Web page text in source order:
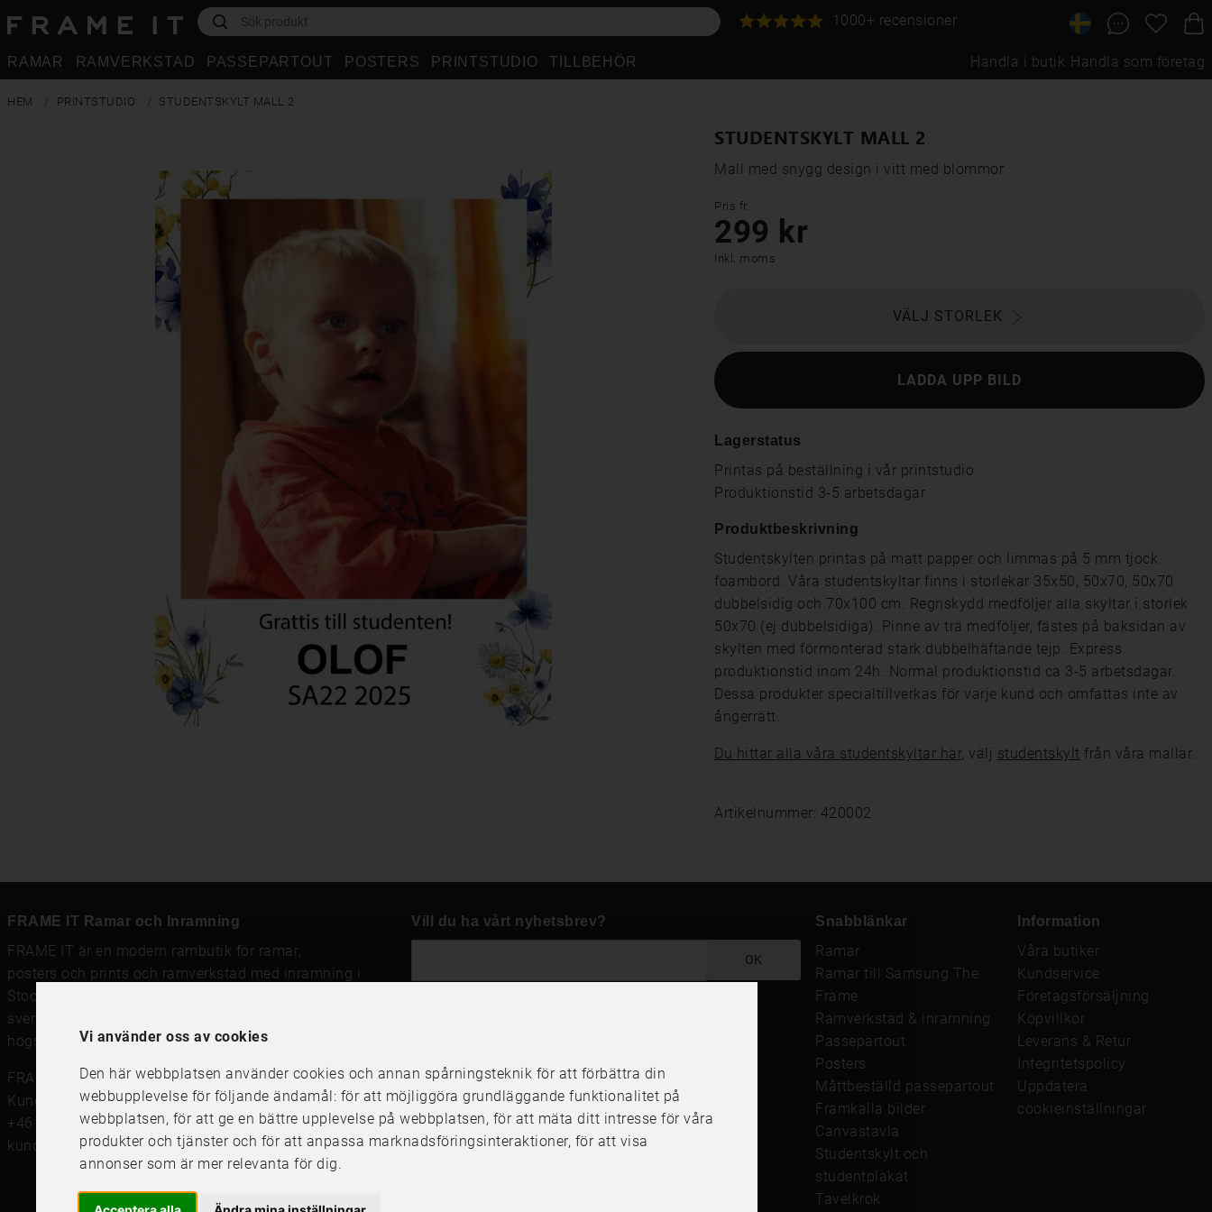
Vi använder oss av cookies
Den här webbplatsen använder cookies och annan spårningsteknik för att förbättra din
webbupplevelse för följande ändamål: för att möjliggöra grundläggande funktionalitet på
webbplatsen, för att ge en bättre upplevelse på webbplatsen, för att mäta ditt intresse för våra
produkter och tjänster och för att anpassa marknadsföringsinteraktioner, för att visa
annonser som är mer relevanta för dig.
1000+ recensioner
RAMAR RAMVERKSTAD PASSEPARTOUT POSTERS PRINTSTUDIO TILLBEHÖR Handla i butik Handla som företag
HEM PRINTSTUDIO STUDENTSKYLT MALL 2
STUDENTSKYLT MALL 2
Mall med snygg design i vitt med blommor
Pris fr.
299 kr
Inkl. moms
VÄLJ STORLEK
LADDA UPP BILD
Lagerstatus
Printas på beställning i vår printstudio
Produktionstid 3-5 arbetsdagar
Produktbeskrivning
Studentskylten printas på matt papper och limmas på 5 mm tjock
foambord. Våra studentskyltar finns i storlekar 35x50, 50x70, 50x70
dubbelsidig och 70x100 cm. Regnskydd medföljer alla skyltar i storlek
50x70 (ej dubbelsidiga). Pinne av trä medföljer, fästes på baksidan av
skylten med förmonterad stark dubbelhäftande tejp. Express
produktionstid inom 24h. Normal produktionstid ca 3-5 arbetsdagar.
Dessa produkter specialtillverkas för varje kund och omfattas inte av
ångerrätt.
Du hittar alla våra studentskyltar här, välj studentskylt från våra mallar.
Artikelnummer: 420002
FRAME IT Ramar och Inramning
FRAME IT är en modern rambutik för ramar
posters och prints och ramverkstad med inramning i
Stockholm, Göteborg och Uppsala. Vi säljer
svensktillverkade tavelramar,
högsta kvalitet.
FRAME IT Ramar och Inramning
Kungsgatan 41, 111 56 Stockholm
+46 (0)8 142122
kundservice@frameit.se
Vill du ha vårt nyhetsbrev?
OK
Snabblänkar
Ramar
Ramar till Samsung The
Frame
Ramverkstad & inramning
Passepartout
Posters
Måttbeställd passepartout
Framkalla bilder
Canvastavla
Studentskylt och
studentplakat
Tavelkrok
Information
Våra butiker
Kundservice
Företagsförsäljning
Köpvillkor
Leverans & Retur
Integritetspolicy
Uppdatera
cookieinställningar